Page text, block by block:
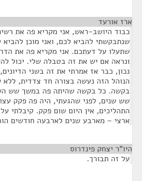
ארז אורעד
כבוד היושב-ראש, אני מקריא פה את
שנתבקשתי להביא לכם, ואני מוכן
שתעלו על דעתכם. אני מקריא פה את
ונראה אם יש את זה בטבלה שלי. יכול
נכון, כבר אז אמרתי את זה בשני
הנוהל הזה נעשה בצורה חד צדדית, ללא
בקשה. כל בקשה שהיתה פה במשך שש
שש שנים, לפני שהגעתי, היה פה פקק
התהליכים, אין היום שום פקק. קיבלתי
ארצי – מארבע שנים לארבעה חודשים
היו"ר יצחק פינדרוס
על זה תבורך.